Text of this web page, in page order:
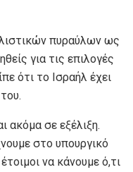
πυραύλων ως
για τις επιλογές
ότι το Ισραήλ έχει
ακόμα σε εξέλιξη.
στο υπουργικό
να κάνουμε ό,τι